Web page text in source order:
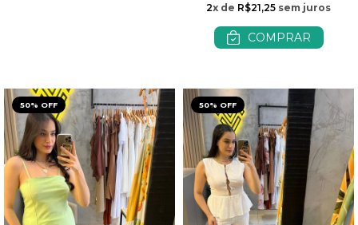
2x de R$21,25 sem juros
COMPRAR
50% OFF 50% OFF